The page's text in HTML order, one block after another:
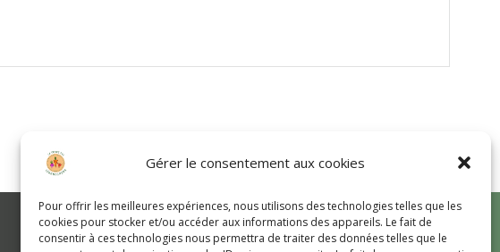
Gérer le consentement aux cookies
Pour offrir les meilleures expériences, nous utilisons des technologies telles que les
cookies pour stocker et/ou accéder aux informations des appareils. Le fait de
consentir à ces technologies nous permettra de traiter des données telles que le